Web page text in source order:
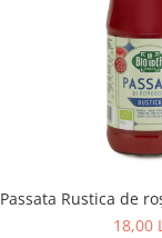
Passata Rustica de
18,00